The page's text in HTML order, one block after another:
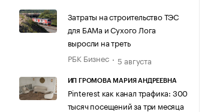
Затраты на строительство ТЭС
для БАМа и Сухого Лога
выросли на треть
РБК Бизнес
5 августа
ИП ГРОМОВА МАРИЯ АНДРЕЕВНА
Pinterest как канал трафика: 300
тысяч посещений за три месяца